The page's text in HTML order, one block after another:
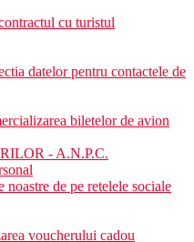
cu turistul
datelor pentru contactele de
biletelor de avion
- A.N.P.C.
de pe retelele sociale
voucherului cadou